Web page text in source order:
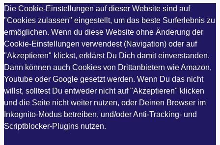
Die Cookie-Einstellungen auf dieser Website sind auf
"Cookies zulassen" eingestellt, um das beste Surferlebnis zu
ermöglichen. Wenn du diese Website ohne Änderung der
Cookie-Einstellungen verwendest (Navigation) oder auf
"Akzeptieren" klickst, erklärst Du Dich damit einverstanden.
Dann können auch Cookies von Drittanbietern wie Amazon,
Youtube oder Google gesetzt werden. Wenn Du das nicht
willst, solltest Du entweder nicht auf "Akzeptieren" klicken
und die Seite nicht weiter nutzen, oder Deinen Browser im
Inkognito-Modus betreiben, und/oder Anti-Tracking- und
Scriptblocker-Plugins nutzen.